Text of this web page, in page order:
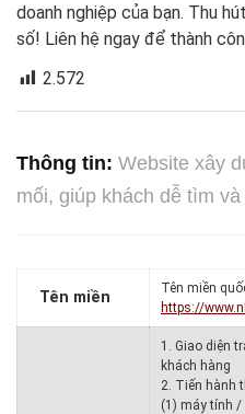
doanh nghiệp của bạn. Thu
số! Liên hệ ngay để thành
2.572
Thông tin: Website xây
mối, giúp khách dễ tìm
Tên miền
Tên miền
https://
1. Giao diện
khách hàng
2. Tiến hành
(1) máy tính /